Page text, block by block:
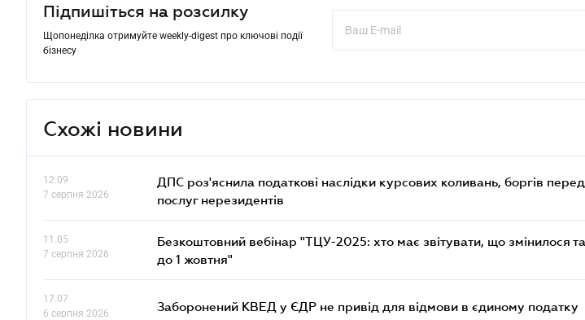
Підпишіться на розсилку
Щопонеділка отримуйте weekly-digest про ключові події
бізнесу
Схожі новини
12.09
7 серпня 2026
ДПС роз'яснила податкові наслідки курсових коливань, боргів
послуг нерезидентів
11.05
7 серпня 2026
Безкоштовний вебінар "ТЦУ-2025: хто має звітувати, що змінилося
до 1 жовтня"
17.07
6 серпня 2026
Заборонений КВЕД у ЄДР не привід для відмови в єдиному податку